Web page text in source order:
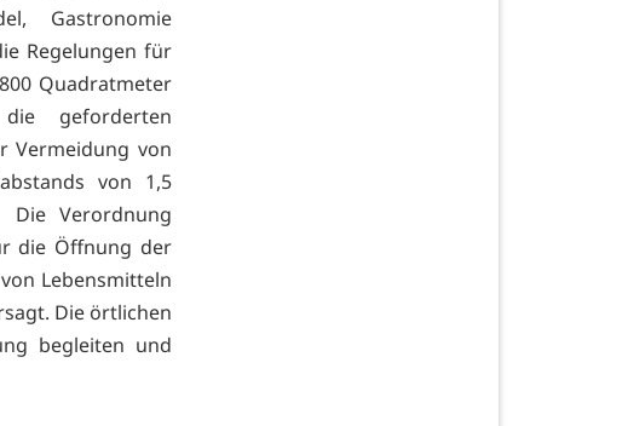
Gastronomie
Regelungen für
Quadratmeter
geforderten
Vermeidung von
von 1,5
Die Verordnung
die Öffnung der
Lebensmitteln
Die örtlichen
begleiten und